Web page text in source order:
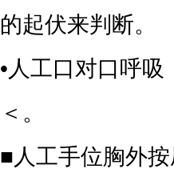
的起伏来判断。
•人工口对口呼
＜。
■人工手位胸外